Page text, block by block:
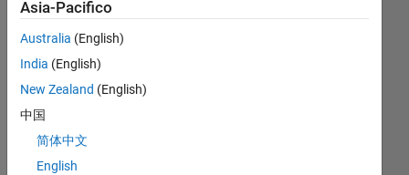
No
Badges
Earned
Guarda
Asia-Pacifico
Australia (English)
India (English)
New Zealand (English)
中国
简体中文
English